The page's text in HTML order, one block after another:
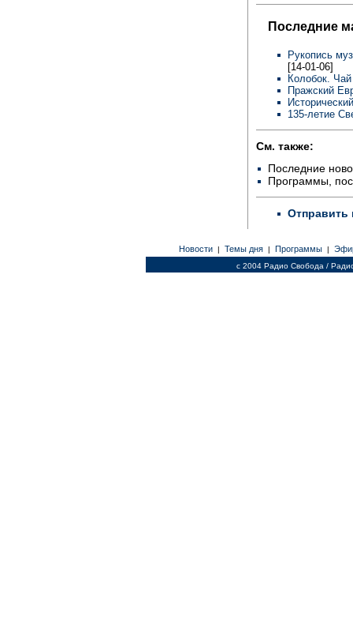
Последние
Рукопись
[14-01-06]
Колобок.
Пражский
135-летие
См. также:
Последние
Программы,
Отправить
Новости | Темы дня | Программы |
c 2004 Радио Свобода /